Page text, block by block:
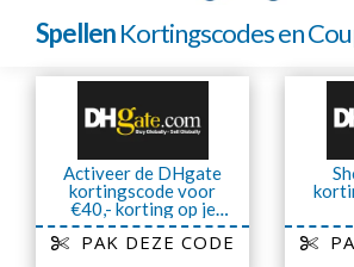
SpellenKortingscodes en
Activeer de DHgate
kortingscode voor
€40,- korting op je
order
PAK DEZE CODE